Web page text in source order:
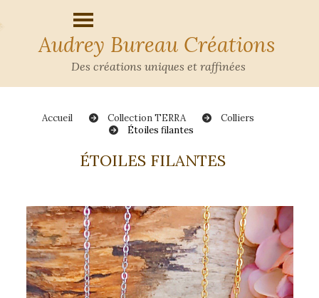
Audrey Bureau Créations
Des créations uniques et raffinées
Accueil Collection TERRA
Colliers
Étoiles filantes
ÉTOILES FILANTES